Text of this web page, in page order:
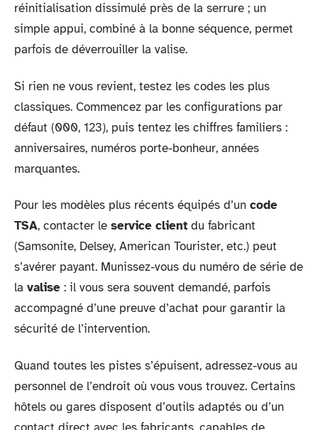
réinitialisation dissimulé près de la serrure ; un
simple appui, combiné à la bonne séquence, permet
parfois de déverrouiller la valise.
Si rien ne vous revient, testez les codes les plus
classiques. Commencez par les configurations par
défaut (000, 123), puis tentez les chiffres familiers :
anniversaires, numéros porte-bonheur, années
marquantes.
Pour les modèles plus récents équipés d’un code
TSA, contacter le service client du fabricant
(Samsonite, Delsey, American Tourister, etc.) peut
s’avérer payant. Munissez-vous du numéro de série de
la valise : il vous sera souvent demandé, parfois
accompagné d’une preuve d’achat pour garantir la
sécurité de l’intervention.
Quand toutes les pistes s’épuisent, adressez-vous au
personnel de l’endroit où vous vous trouvez. Certains
hôtels ou gares disposent d’outils adaptés ou d’un